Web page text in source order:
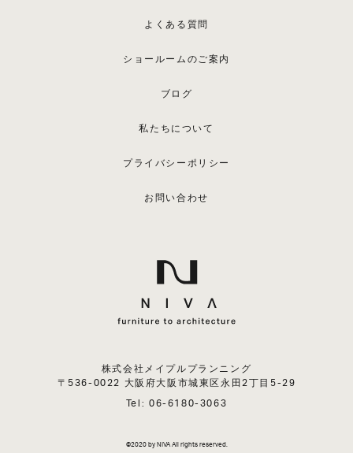
よくある質問
ショールームのご案内
ブログ
私たちについて
プライバシーポリシー
お問い合わせ
株式会社メイプルプランニング
〒536-0022 大阪府大阪市城東区永田2丁目5-29
Tel: 06-6180-3063
©︎2020 by NIVA All rights reserved.